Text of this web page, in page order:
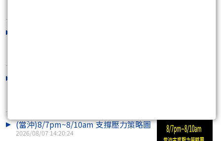
(當沖)8/7pm~8/10am 支撐壓力策略圖
2026/08/07 14:20:24